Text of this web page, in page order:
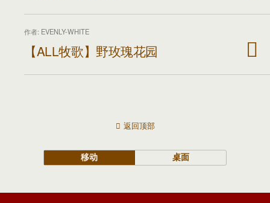
作者: EVENLY-WHITE
【ALL牧歌】野玫瑰花园
返回顶部
移动 桌面